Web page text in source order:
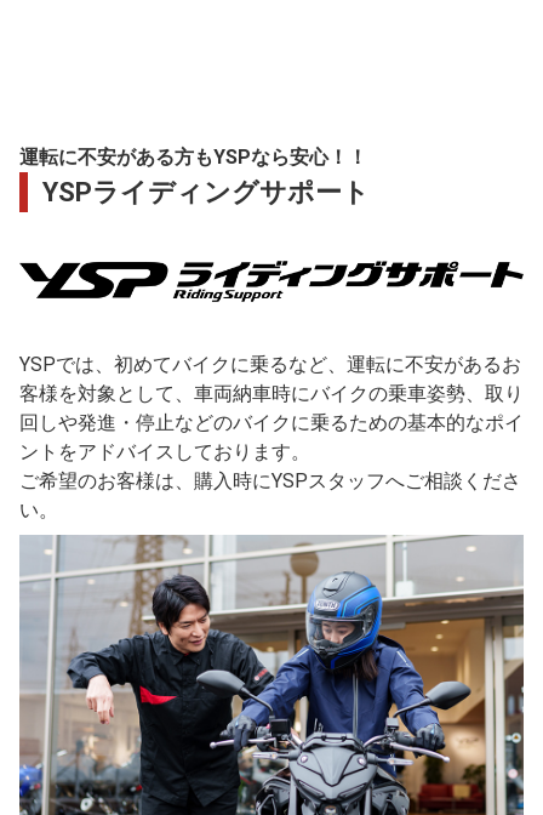
運転に不安がある方もYSPなら安心！！
YSPライディングサポート
YSPでは、初めてバイクに乗るなど、運転に不安があるお
客様を対象として、車両納車時にバイクの乗車姿勢、取り
回しや発進・停止などのバイクに乗るための基本的なポイ
ントをアドバイスしております。
ご希望のお客様は、購入時にYSPスタッフへご相談くださ
い。